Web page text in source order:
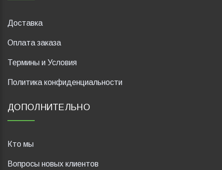
Доставка
Оплата заказа
Термины и Условия
Политика конфиденциальности
ДОПОЛНИТЕЛЬНО
Кто мы
Вопросы новых клиентов